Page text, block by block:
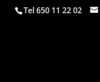
Tel 650 11 22 02